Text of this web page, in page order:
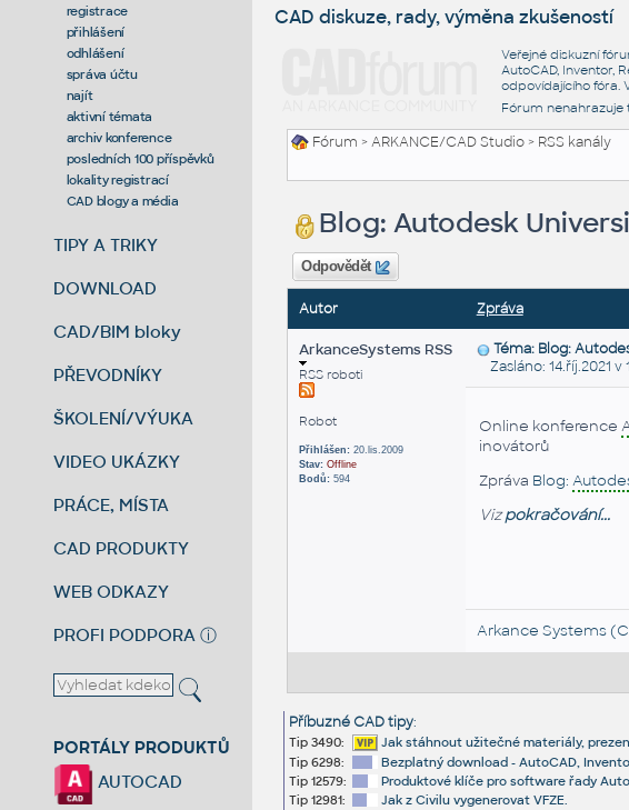
registrace
přihlášení
odhlášení
správa účtu
najít
aktivní témata
archiv konference
posledních 100 příspěvků
lokality registrací
CAD blogy a média
TIPY A TRIKY
DOWNLOAD
CAD/BIM bloky
PŘEVODNÍKY
ŠKOLENÍ/VÝUKA
VIDEO UKÁZKY
PRÁCE, MÍSTA
CAD PRODUKTY
WEB ODKAZY
PROFI PODPORA ⓘ
PORTÁLY PRODUKTŮ
AUTOCAD
CAD diskuze, rady, výměna zkušeností
Veřejné diskuzní
AutoCAD, Inventor,
odpovídajícího fóra.
Fórum nenahrazuje
Fórum >ARKANCE/CAD Studio> RSS kanály
Blog: Autodesk
Odpovědět
Autor Zpráva
ArkanceSystems RSS
RSS roboti
Robot
Přihlášen:20.lis.2009
Stav: Offline
Bodů:594
Téma: Blog:
Zasláno: 14.říj.2021 v
Online konference
inovátorů
Zpráva Blog:
Vizpokračování...
Arkance Systems
Příbuzné CAD tipy:
Tip 3490:
Jak stáhnout užitečné materiály,
Tip 6298:
Bezplatný download - AutoCAD,
Tip 12579:
Produktové klíče pro software řady
Tip 12981:
Jak z Civilu vygenerovat VFZE.